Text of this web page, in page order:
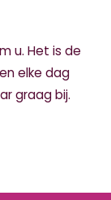
u. Het is de
elke dag
graag bij.